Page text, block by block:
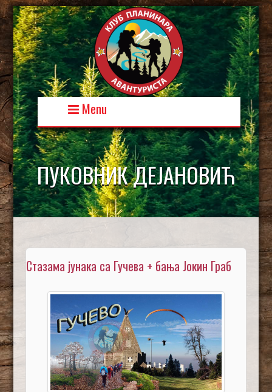
Skip
to
content
Menu
ПУКОВНИК ДЕЈАНОВИЋ
Стазама јунака са Гучева + бања Јокин Граб